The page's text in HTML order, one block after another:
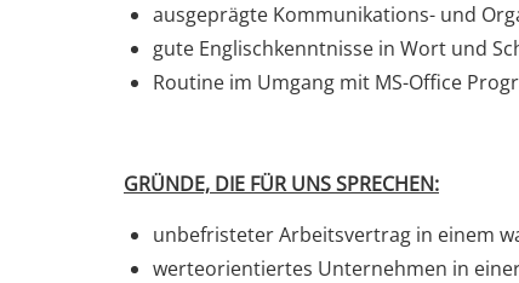
ausgeprägte Kommunikations- und
gute Englischkenntnisse in Wort und
Routine im Umgang mit MS-Office
GRÜNDE, DIE FÜR UNS SPRECHEN:
unbefristeter Arbeitsvertrag in einem
werteorientiertes Unternehmen in